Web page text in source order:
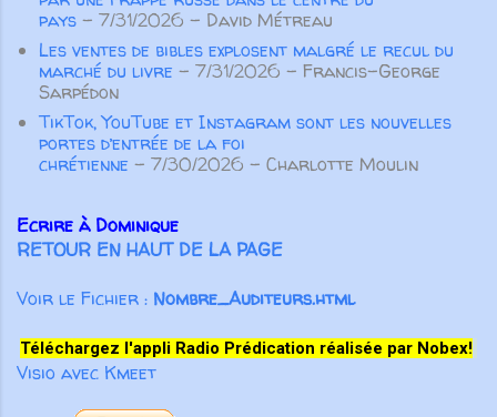
spirituelle des autres croyants. Pas
seulement des paroles aimables qui
“font du bien au corps”, m...
pays - 7/31/2026 - David Métreau
Les ventes de bibles explosent malgré le recul du
marché du livre - 7/31/2026 - Francis-George
Sarpédon
TikTok, YouTube et Instagram sont les nouvelles
portes d’entrée de la foi
chrétienne - 7/30/2026 - Charlotte Moulin
Ecrire à Dominique
RETOUR EN HAUT DE LA PAGE
Voir le Fichier : Nombre_Auditeurs.html
Téléchargez l'appli Radio Prédication réalisée par Nobex!
Visio avec Kmeet